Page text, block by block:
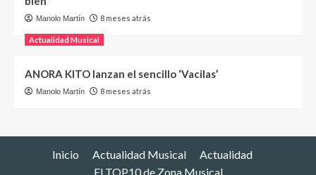
Manolo Martín 8 meses atrás
Actualidad Musical
ANORA KITO lanzan el sencillo ‘Vacilas’
Manolo Martín 8 meses atrás
Inicio Actualidad Musical
Actualidad
El TOP10 de Zona Musical